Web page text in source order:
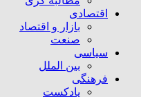
اقتصادی
بازار و اقتصاد
صنعت
سیاسی
بین الملل
فرهنگی
پادکست